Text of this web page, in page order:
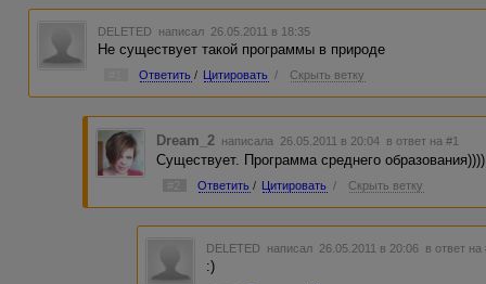
DELETED написал 26.05.2011 в 18:35
Не существует такой программы в природе
Ответить / Цитировать / Скрыть ветку
Dream_2 написала 26.05.2011 в 20:04 в ответ на #1
Существует. Программа среднего образования))))
Ответить / Цитировать / Скрыть ветку
DELETED написал 26.05.2011 в 20:06 в ответ на
:)